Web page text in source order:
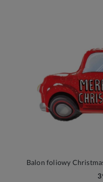
Balon foliowy